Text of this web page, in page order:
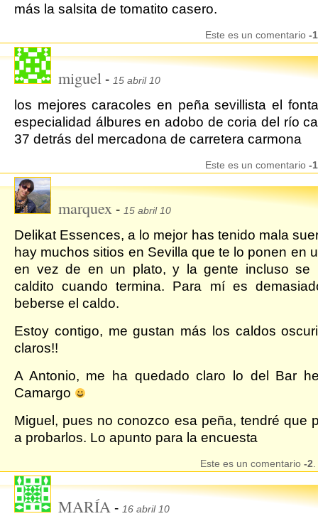
más la salsita de tomatito casero.
Este es un comentario -1
miguel - 15 abril 10
los mejores caracoles en peña sevillista el
especialidad álbures en adobo de coria del río
37 detrás del mercadona de carretera carmona
Este es un comentario -1
marquex - 15 abril 10
Delikat Essences, a lo mejor has tenido mala
hay muchos sitios en Sevilla que te lo ponen en
en vez de en un plato, y la gente incluso se
caldito cuando termina. Para mí es
beberse el caldo.
Estoy contigo, me gustan más los caldos
claros!!
A Antonio, me ha quedado claro lo del Bar
Camargo
Miguel, pues no conozco esa peña, tendré que
a probarlos. Lo apunto para la encuesta
Este es un comentario -2
MARÍA - 16 abril 10